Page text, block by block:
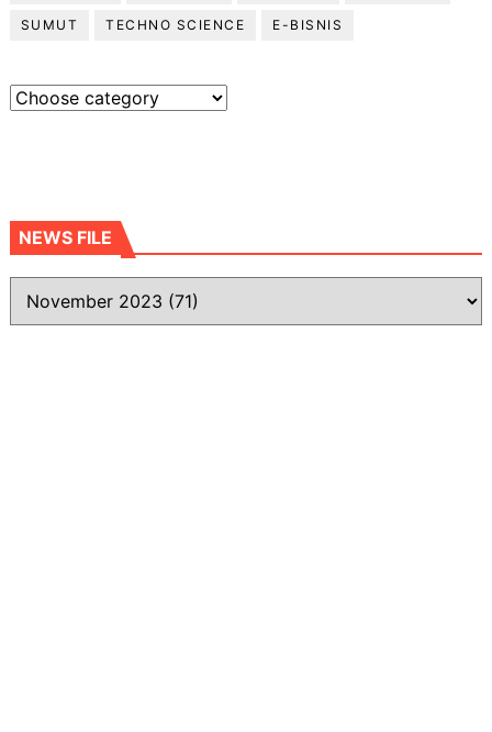
SUMUT TECHNO SCIENCE E-BISNIS
NEWS FILE